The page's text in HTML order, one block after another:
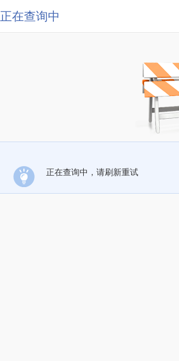
正在查询中
正在查询中，请刷新重试